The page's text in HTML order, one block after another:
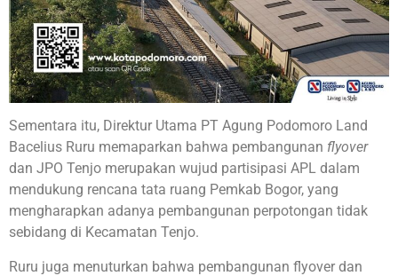
Sementara itu, Direktur Utama PT Agung Podomoro Land
Bacelius Ruru memaparkan bahwa pembangunan flyover
dan JPO Tenjo merupakan wujud partisipasi APL dalam
mendukung rencana tata ruang Pemkab Bogor, yang
mengharapkan adanya pembangunan perpotongan tidak
sebidang di Kecamatan Tenjo.
Ruru juga menuturkan bahwa pembangunan flyover dan